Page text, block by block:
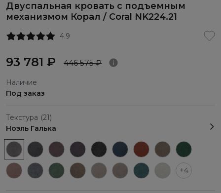
Двуспальная кровать с подъемным
механизмом Корал / Coral NK224.21
4.9
93 781 ₽ 446 575 ₽
Наличие
Под заказ
Текстура (21)
Ноэль Галька
+4